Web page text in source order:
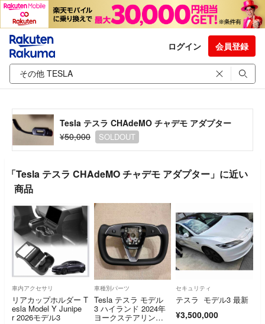
ログイン 会員登録
Tesla テスラ CHAdeMO チャデモ アダプター
¥50,000
SOLDOUT
「Tesla テスラ CHAdeMO チャデモ アダプター」に近い
商品
車内アクセサリ
リアカップホルダー T
esla Model Y Junipe
r 2026モデル3
車種別パーツ
Tesla テスラ モデル
3 ハイランド 2024年
ヨークステアリン
セキュリティ
テスラ モデル3 最新
¥3,500,000